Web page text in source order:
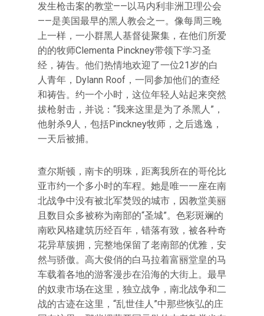
发生枪击案的教堂——以马内利非洲卫理公会
——是美国最早的黑人教会之一。像每周三晚
上一样，一小群黑人基督徒聚集，在他们所爱
的的牧师Clementa Pinckney带领下学习圣
经，祷告。他们热情地欢迎了一位21岁的白
人青年，Dylann Roof，一同参加他们的查经
和祷告。约一个小时，这位年轻人站起来突然
拔枪射击，并说：“我来这里是为了杀黑人”，
他射杀9人，包括Pinckney牧师，之后逃逸，
一天后被捕。
查尔斯顿，南卡的明珠，距离我所在的哥伦比
亚市约一个多小时的车程。她是唯一一座在南
北战争中没有被北军焚毁的城市，因教堂美丽
且数目众多被称为南部的“圣城”。色彩斑斓的
南欧风格建筑历经百年，错落有致，被各种奇
花异草簇拥，完整地保留了老南部的优雅，安
然与骄傲。高大俊俏的白马拉着富丽堂皇的马
车载着各地的游客漫步在沿海的大街上。最早
的奴隶市场在这里，独立战争，南北战争和二
战的古迹在这里，“乱世佳人”中那些恢弘的庄